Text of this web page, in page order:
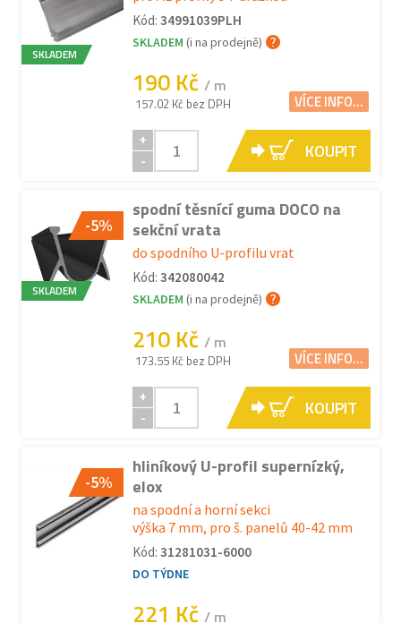
SKLADEM
Kód: 34991039PLH
SKLADEM (i na prodejně)
190 Kč / m
157.02 Kč bez DPH VÍCE INFO...
+
-
KOUPIT
-5%
SKLADEM
spodní těsnící guma DOCO na
sekční vrata
do spodního U-profilu vrat
Kód: 342080042
SKLADEM (i na prodejně)
210 Kč / m
173.55 Kč bez DPH VÍCE INFO...
+
-
KOUPIT
-5%
hliníkový U-profil supernízký,
elox
na spodní a horní sekci
výška 7 mm, pro š. panelů 40-42 mm
Kód: 31281031-6000
DO TÝDNE
221 Kč / m